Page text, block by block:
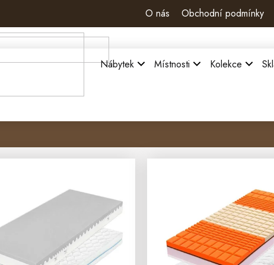
O nás Obchodní podmínky
Nábytek Místnosti Kolekce